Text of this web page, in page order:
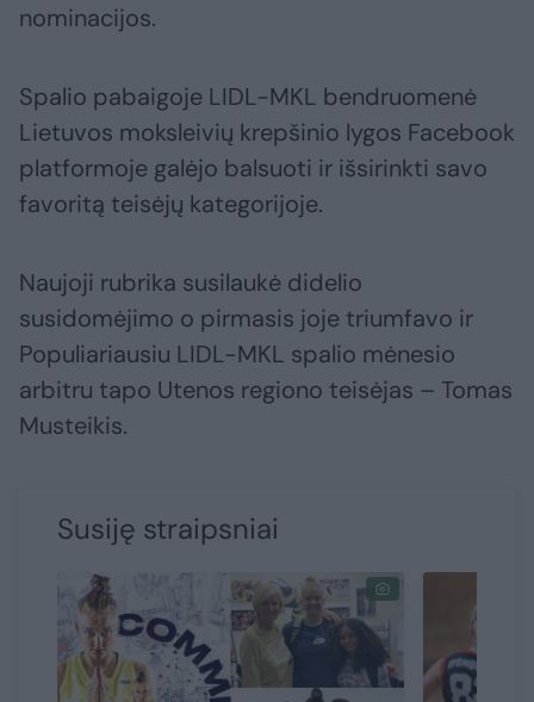
nominacijos.
Spalio pabaigoje LIDL-MKL bendruomenė
Lietuvos moksleivių krepšinio lygos Facebook
platformoje galėjo balsuoti ir išsirinkti savo
favoritą teisėjų kategorijoje.
Naujoji rubrika susilaukė didelio
susidomėjimo o pirmasis joje triumfavo ir
Populiariausiu LIDL-MKL spalio mėnesio
arbitru tapo Utenos regiono teisėjas – Tomas
Musteikis.
Susiję straipsniai